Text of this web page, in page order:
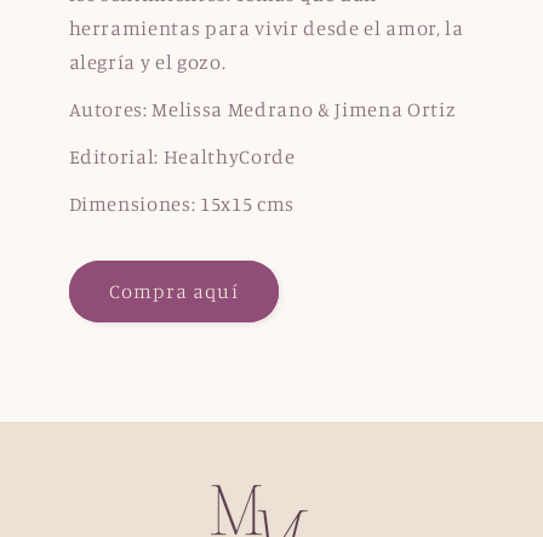
herramientas para vivir desde el amor, la
alegría y el gozo.
Autores: Melissa Medrano & Jimena Ortiz
Editorial: HealthyCorde
Dimensiones: 15x15 cms
Compra aquí